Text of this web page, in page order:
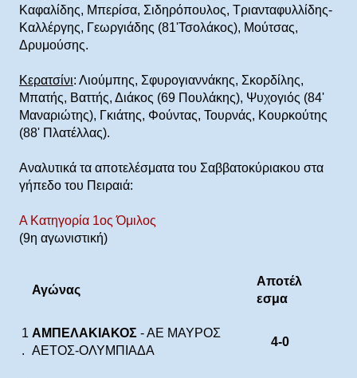
Καφαλίδης, Μπερίσα, Σιδηρόπουλος, Τριανταφυλλίδης-
Καλλέργης, Γεωργιάδης (81'Τσολάκος), Μούτσας,
Δρυμούσης.
Κερατσίνι: Λιούμπης, Σφυρογιαννάκης, Σκορδίλης,
Μπατής, Βαττής, Διάκος (69 Πουλάκης), Ψυχογιός (84'
Μαναριώτης), Γκιάτης, Φούντας, Τουρνάς, Κουρκούτης
(88' Πλατέλλας).
Αναλυτικά τα αποτελέσματα του Σαββατοκύριακου στα
γήπεδο του Πειραιά:
Α Κατηγορία 1ος Όμιλος
(9η αγωνιστική)
Αγώνας
Αποτέλ
εσμα
1
.
ΑΜΠΕΛΑΚΙΑΚΟΣ - ΑΕ ΜΑΥΡΟΣ
ΑΕΤΟΣ-ΟΛΥΜΠΙΑΔΑ
4-0